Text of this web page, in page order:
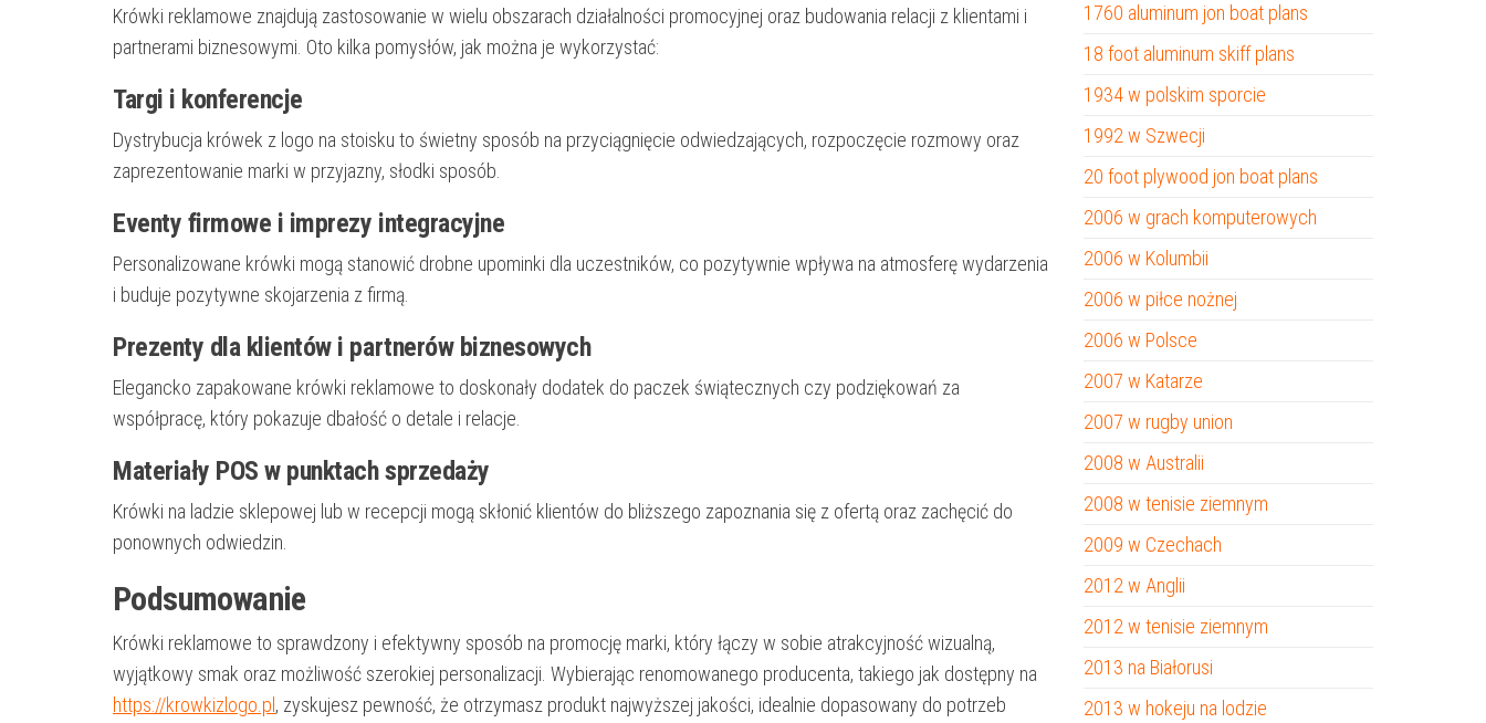
Krówki reklamowe znajdują zastosowanie w wielu obszarach działalności promocyjnej oraz budowania relacji z klientami i
partnerami biznesowymi. Oto kilka pomysłów, jak można je wykorzystać:
Targi i konferencje
Dystrybucja krówek z logo na stoisku to świetny sposób na przyciągnięcie odwiedzających, rozpoczęcie rozmowy oraz
zaprezentowanie marki w przyjazny, słodki sposób.
Eventy firmowe i imprezy integracyjne
Personalizowane krówki mogą stanowić drobne upominki dla uczestników, co pozytywnie wpływa na atmosferę wydarzenia
i buduje pozytywne skojarzenia z firmą.
Prezenty dla klientów i partnerów biznesowych
Elegancko zapakowane krówki reklamowe to doskonały dodatek do paczek świątecznych czy podziękowań za
współpracę, który pokazuje dbałość o detale i relacje.
Materiały POS w punktach sprzedaży
Krówki na ladzie sklepowej lub w recepcji mogą skłonić klientów do bliższego zapoznania się z ofertą oraz zachęcić do
ponownych odwiedzin.
Podsumowanie
Krówki reklamowe to sprawdzony i efektywny sposób na promocję marki, który łączy w sobie atrakcyjność wizualną,
wyjątkowy smak oraz możliwość szerokiej personalizacji. Wybierając renomowanego producenta, takiego jak dostępny na
https://krowkizlogo.pl , zyskujesz pewność, że otrzymasz produkt najwyższej jakości, idealnie dopasowany do potrzeb
1760 aluminum jon boat plans
18 foot aluminum skiff plans
1934 w polskim sporcie
1992 w Szwecji
20 foot plywood jon boat plans
2006 w grach komputerowych
2006 w Kolumbii
2006 w piłce nożnej
2006 w Polsce
2007 w Katarze
2007 w rugby union
2008 w Australii
2008 w tenisie ziemnym
2009 w Czechach
2012 w Anglii
2012 w tenisie ziemnym
2013 na Białorusi
2013 w hokeju na lodzie